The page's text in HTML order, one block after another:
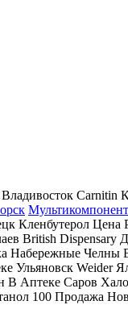
Carnitin
Кленбутерол
British
Челны
Weider
Аптеке Саров
100 Продажа